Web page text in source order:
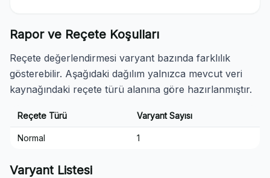
Rapor ve Reçete Koşulları
Reçete değerlendirmesi varyant bazında farklılık
gösterebilir. Aşağıdaki dağılım yalnızca mevcut veri
kaynağındaki reçete türü alanına göre hazırlanmıştır.
Reçete Türü Varyant Sayısı
Normal 1
Varyant Listesi